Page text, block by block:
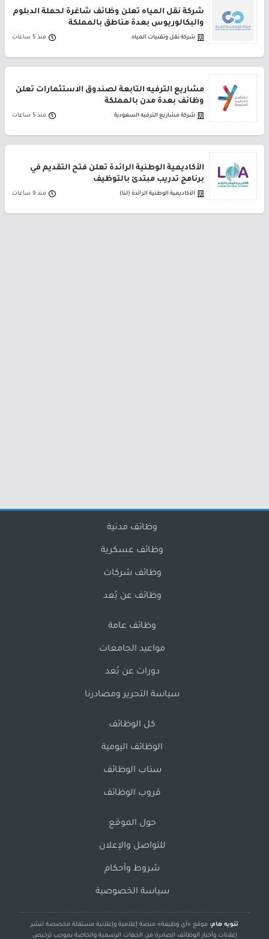
شركة نقل المياه تعلن وظائف شاغرة لحملة الدبلوم
والبكالوريوس بعدة مناطق بالمملكة
شركة نقل وتقنيات المياه منذ 5 ساعات
مشاريع الترفيه التابعة لصندوق الاستثمارات تعلن
وظائف بعدة مدن بالمملكة
شركة مشاريع الترفيه السعودية منذ 5 ساعات
الأكاديمية الوطنية الرائدة تعلن فتح التقديم في
برنامج تدريب مبتدئ بالتوظيف
الأكاديمية الوطنية الرائدة (لنا) منذ 9 ساعات
وظائف مدنية
وظائف عسكرية
وظائف شركات
وظائف عن بُعد
وظائف عامة
مواعيد الجامعات
دورات عن بُعد
سياسة التحرير ومصادرنا
كل الوظائف
الوظائف اليومية
سناب الوظائف
قروب الوظائف
حول الموقع
للتواصل والإعلان
شروط وأحكام
سياسة الخصوصية
تنويه هام: موقع «أي وظيفة» منصة إعلامية وإعلانية مستقلة مخصصة لنشر
إعلانات وأخبار الوظائف الصادرة من الجهات الرسمية والخاصة بموجب ترخيص